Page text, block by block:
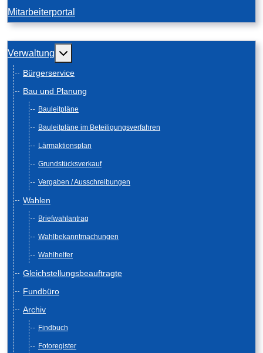
Mitarbeiterportal
Verwaltung Weitere Informationen: Verwaltung
Bürgerservice
Bau und Planung
Bauleitpläne
Bauleitpläne im Beteiligungsverfahren
Lärmaktionsplan
Grundstücksverkauf
Vergaben / Ausschreibungen
Wahlen
Briefwahlantrag
Wahlbekanntmachungen
Wahlhelfer
Gleichstellungsbeauftragte
Fundbüro
Archiv
Findbuch
Fotoregister